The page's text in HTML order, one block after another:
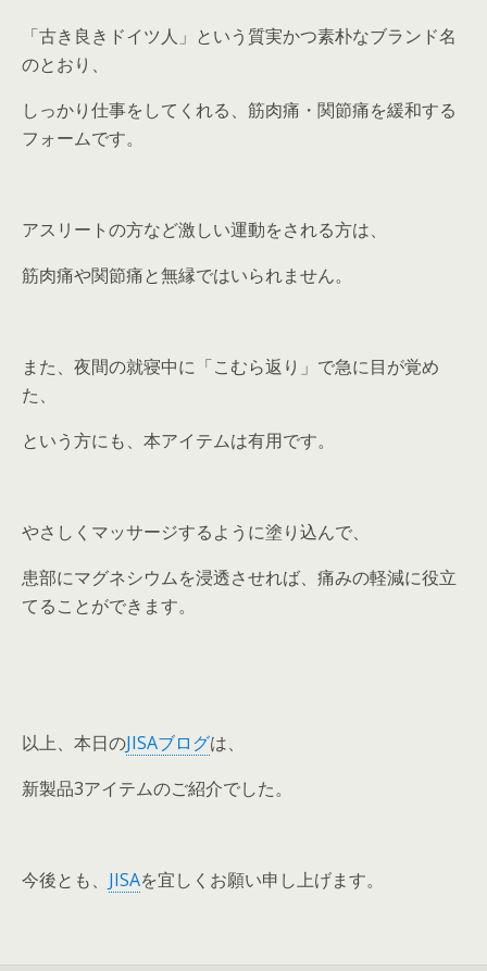
「古き良きドイツ人」という質実かつ素朴なブランド名
のとおり、
しっかり仕事をしてくれる、筋肉痛・関節痛を緩和する
フォームです。
アスリートの方など激しい運動をされる方は、
筋肉痛や関節痛と無縁ではいられません。
また、夜間の就寝中に「こむら返り」で急に目が覚め
た、
という方にも、本アイテムは有用です。
やさしくマッサージするように塗り込んで、
患部にマグネシウムを浸透させれば、痛みの軽減に役立
てることができます。
以上、本日のJISAブログは、
新製品3アイテムのご紹介でした。
今後とも、 JISAを宜しくお願い申し上げます。